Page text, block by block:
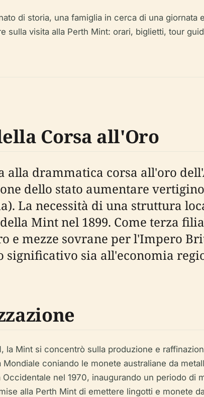
di storia, una famiglia in cerca di una
sulla visita alla Perth Mint: orari, biglietti, tour
Corsa all'Oro
drammatica corsa all'oro
dello stato aumentare
La necessità di una struttura
Mint nel 1899. Come terza
e mezze sovrane per l'Impero
sia all'economia
la Mint si concentrò sulla produzione e
coniando le monete australiane da
nel 1970, inaugurando un periodo di
alla Perth Mint di emettere lingotti e monete